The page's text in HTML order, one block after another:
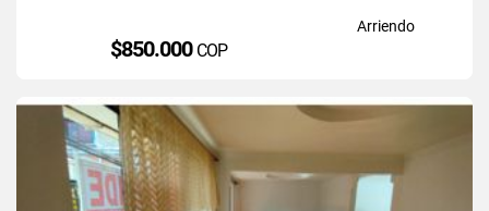
Arriendo
$850.000 COP